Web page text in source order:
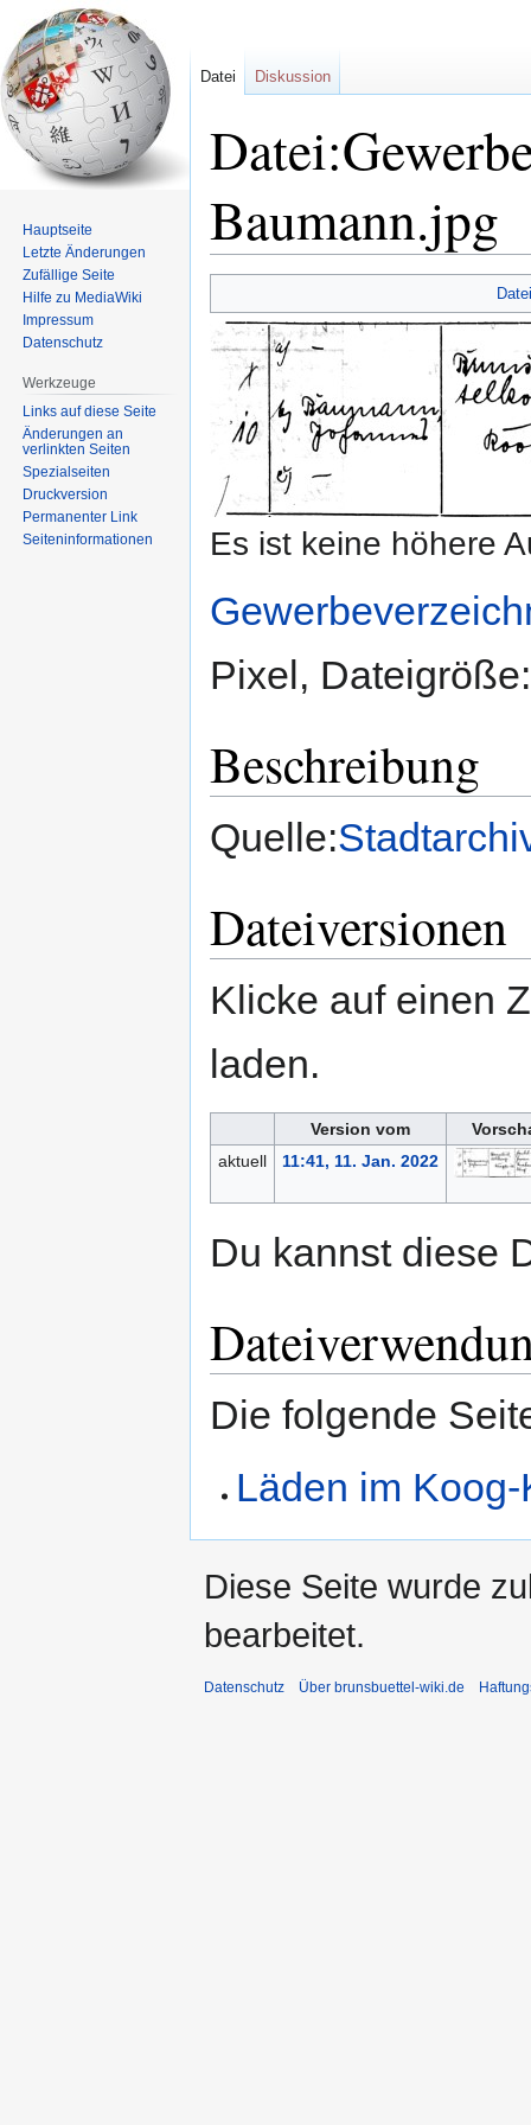
Baumann.jpg
Navigation
springen
Suche
springen
Es ist keine höhere
Pixel,
Beschreibung
Quelle:
Dateiversionen
Klicke auf einen
laden.
Version vom
aktuell
11:41, 11. Jan. 2022
Du kannst diese
Die folgende
Läden im
Datei Diskussion
Hauptseite
Letzte Änderungen
Zufällige Seite
Hilfe zu MediaWiki
Impressum
Datenschutz
Werkzeuge
Links auf diese Seite
Änderungen an
verlinkten Seiten
Spezialseiten
Druckversion
Permanenter Link
Seiten­informationen
Diese Seite wurde
bearbeitet.
Datenschutz Über brunsbuettel-wiki.de